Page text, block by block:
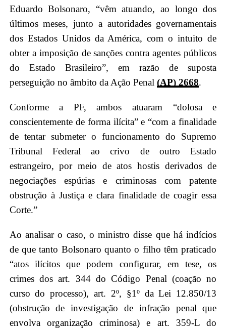
Eduardo Bolsonaro, “vêm atuando, ao longo dos
últimos meses, junto a autoridades governamentais
dos Estados Unidos da América, com o intuito de
obter a imposição de sanções contra agentes públicos
do Estado Brasileiro”, em razão de suposta
perseguição no âmbito da Ação Penal (AP) 2668.
Conforme a PF, ambos atuaram “dolosa e
conscientemente de forma ilícita” e “com a finalidade
de tentar submeter o funcionamento do Supremo
Tribunal Federal ao crivo de outro Estado
estrangeiro, por meio de atos hostis derivados de
negociações espúrias e criminosas com patente
obstrução à Justiça e clara finalidade de coagir essa
Corte.”
Ao analisar o caso, o ministro disse que há indícios
de que tanto Bolsonaro quanto o filho têm praticado
“atos ilícitos que podem configurar, em tese, os
crimes dos art. 344 do Código Penal (coação no
curso do processo), art. 2º, §1º da Lei 12.850/13
(obstrução de investigação de infração penal que
envolva organização criminosa) e art. 359-L do